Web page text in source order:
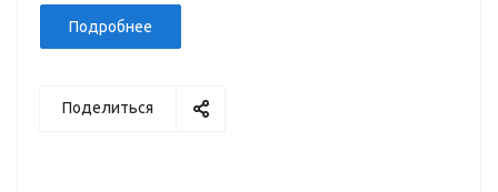
Подробнее
Поделиться